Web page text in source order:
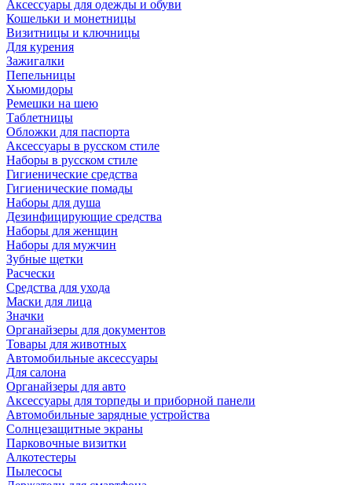
Аксессуары для одежды и обуви
Кошельки и монетницы
Визитницы и ключницы
Для курения
Зажигалки
Пепельницы
Хьюмидоры
Ремешки на шею
Таблетницы
Обложки для паспорта
Аксессуары в русском стиле
Наборы в русском стиле
Гигиенические средства
Гигиенические помады
Наборы для душа
Дезинфицирующие средства
Наборы для женщин
Наборы для мужчин
Зубные щетки
Расчески
Средства для ухода
Маски для лица
Значки
Органайзеры для документов
Товары для животных
Автомобильные аксессуары
Для салона
Органайзеры для авто
Аксессуары для торпеды и приборной панели
Автомобильные зарядные устройства
Солнцезащитные экраны
Парковочные визитки
Алкотестеры
Пылесосы